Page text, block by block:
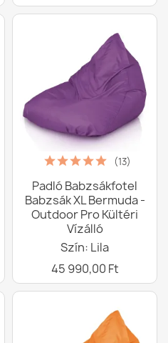
(13)
Padló Babzsákfotel
Babzsák XL Bermuda -
Outdoor Pro Kültéri
Vízálló
Szín: Lila
45 990,00 Ft